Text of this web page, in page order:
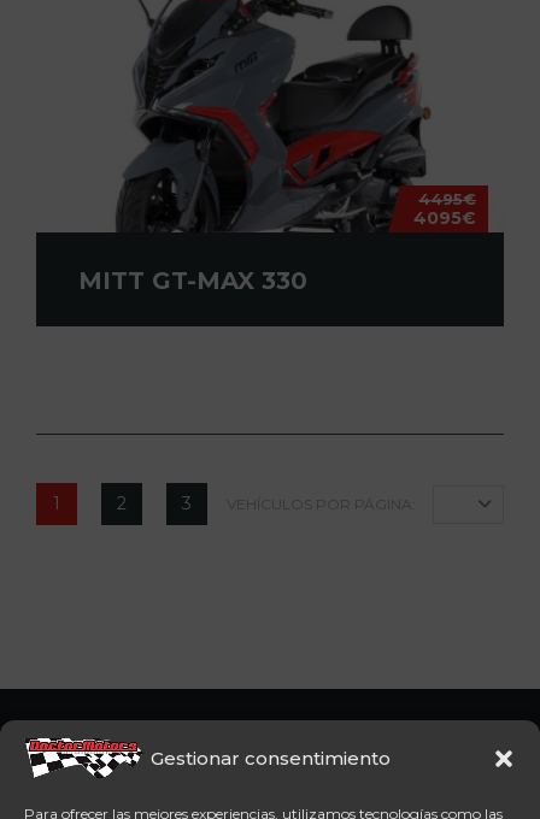
Gestionar consentimiento
Para ofrecer las mejores experiencias, utilizamos tecnologías como las
4495€
4095€
MITT GT-MAX 330
1 2 3 VEHÍCULOS POR PÁGINA:
CFMoto Y Mitt. Estamos en